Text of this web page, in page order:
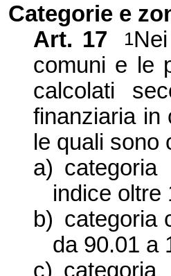
Categorie e
Art. 17
1
comuni e le
calcolati
finanziaria in
le quali
a)
indice oltre
b) categoria
da 90.01 a
c)